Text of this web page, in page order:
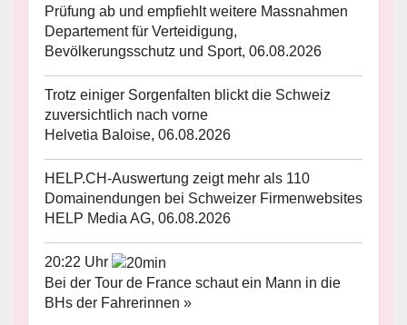
Prüfung ab und empfiehlt weitere Massnahmen
Departement für Verteidigung,
Bevölkerungsschutz und Sport, 06.08.2026
Trotz einiger Sorgenfalten blickt die Schweiz
zuversichtlich nach vorne
Helvetia Baloise, 06.08.2026
HELP.CH-Auswertung zeigt mehr als 110
Domainendungen bei Schweizer Firmenwebsites
HELP Media AG, 06.08.2026
20:22 Uhr
Bei der Tour de France schaut ein Mann in die
BHs der Fahrerinnen »